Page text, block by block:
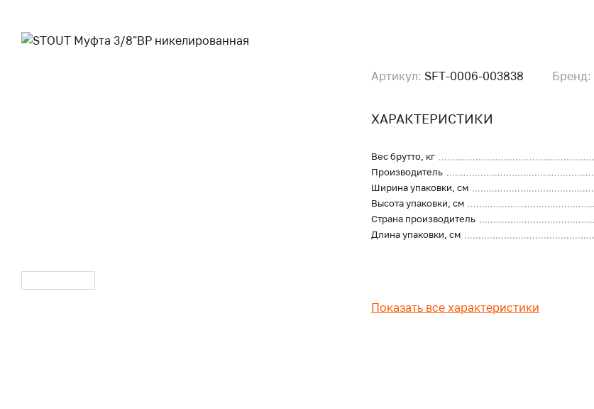
Артикул: SFT-0006-003838 Бренд:
ХАРАКТЕРИСТИКИ
Вес брутто, кг
Производитель
Ширина упаковки, см
Высота упаковки, см
Страна производитель
Длина упаковки, см
Показать все характеристики